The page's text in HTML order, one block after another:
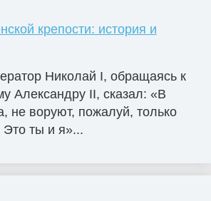
крепости: история и
Николай I, обращаясь к
Александру II, сказал: «В
не воруют, пожалуй, только
Это ты и я»...